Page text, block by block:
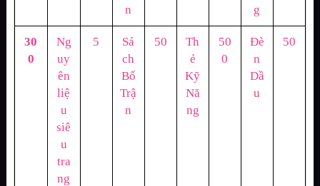
n
g
30
0
Ng
uy
ên
liệ
u
siê
u
tra
ng
5
Sá
ch
Bố
Trậ
n
50
Th
ẻ
Kỹ
Nă
ng
50
0
Đè
n
Dầ
u
50